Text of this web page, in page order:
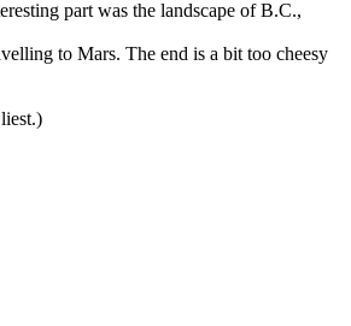
part was the landscape of B.C.,
to Mars. The end is a bit too cheesy